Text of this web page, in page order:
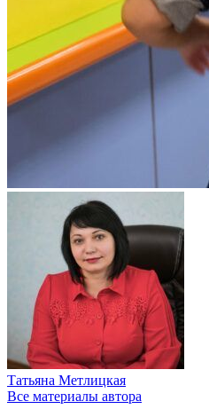
Татьяна Метлицкая
Все материалы автора